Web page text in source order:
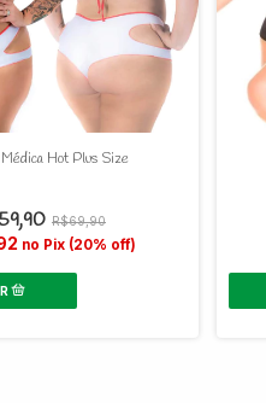
Médica Hot Plus Size
R$69,90
no Pix (20% off)